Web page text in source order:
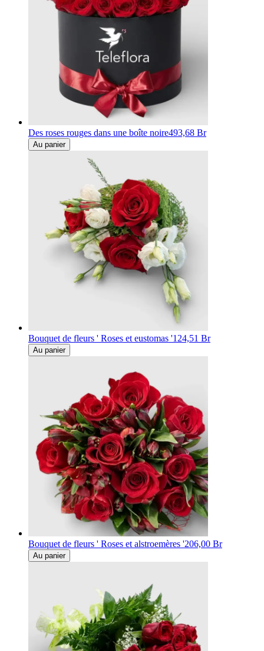
Des roses rouges dans une boîte noire493,68 Br
Au panier
Bouquet de fleurs ' Roses et eustomas '124,51 Br
Au panier
Bouquet de fleurs ' Roses et alstroemères '206,00 Br
Au panier